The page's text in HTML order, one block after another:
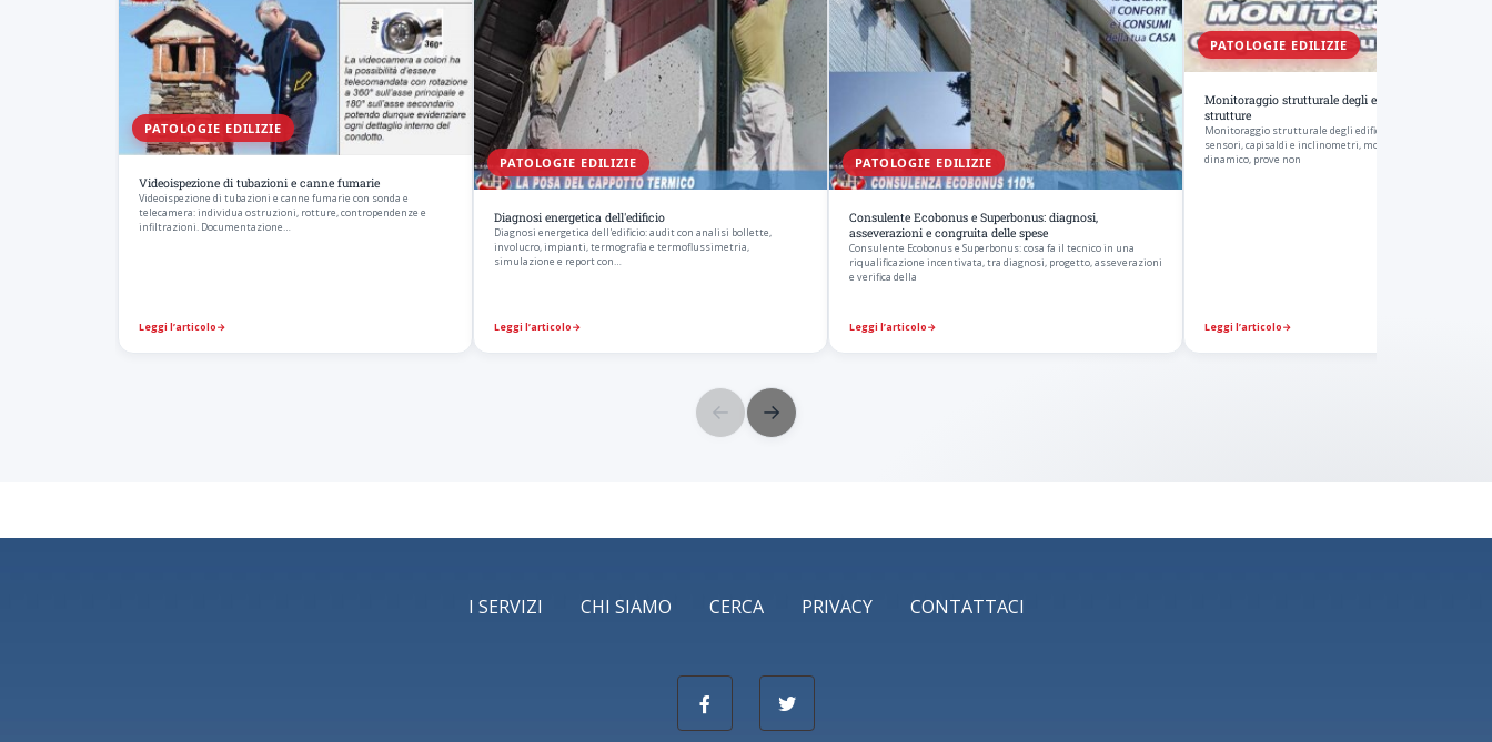
PATOLOGIE EDILIZIE
Videoispezione di tubazioni e canne fumarie
Videoispezione di tubazioni e canne fumarie con sonda e
telecamera: individua ostruzioni, rotture, contropendenze e
infiltrazioni. Documentazione…
Leggi l’articolo→
PATOLOGIE EDILIZIE
Diagnosi energetica dell'edificio
Diagnosi energetica dell'edificio: audit con analisi bollette,
involucro, impianti, termografia e termoflussimetria,
simulazione e report con…
Leggi l’articolo→
PATOLOGIE EDILIZIE
Consulente Ecobonus e Superbonus: diagnosi,
asseverazioni e congruita delle spese
Consulente Ecobonus e Superbonus: cosa fa il tecnico in una
riqualificazione incentivata, tra diagnosi, progetto, asseverazioni
e verifica della
Leggi l’articolo→
PATOLOGIE EDILIZIE
Monitoraggio strutturale degli edifici e diagnosi delle
strutture
Monitoraggio strutturale degli edifici e diagnosi delle
sensori, capisaldi e inclinometri, monitoraggio statico e
dinamico, prove non
Leggi l’articolo→
← →
I SERVIZI CHI SIAMO CERCA PRIVACY CONTATTACI